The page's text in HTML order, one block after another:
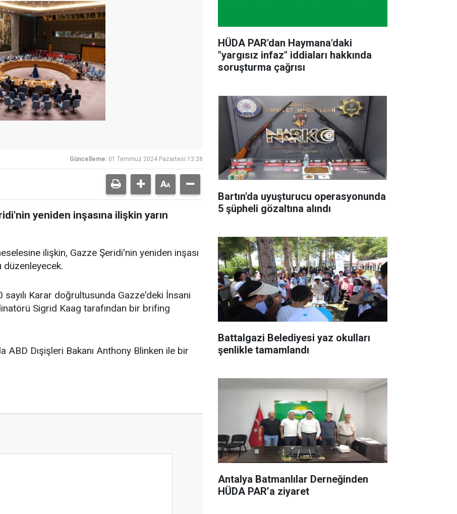
Güncelleme: 01 Temmuz 2024 Pazartesi 13:28
yeniden inşasına ilişkin yarın
ilişkin, Gazze Şeridi'nin yeniden inşası
Karar doğrultusunda Gazze'deki İnsani
Sigrid Kaag tarafından bir brifing
Dışişleri Bakanı Anthony Blinken ile bir
HÜDA PAR'dan Haymana'daki
"yargısız infaz" iddiaları hakkında
soruşturma çağrısı
Bartın'da uyuşturucu operasyonunda
5 şüpheli gözaltına alındı
Battalgazi Belediyesi yaz okulları
şenlikle tamamlandı
Antalya Batmanlılar Derneğinden
HÜDA PAR’a ziyaret